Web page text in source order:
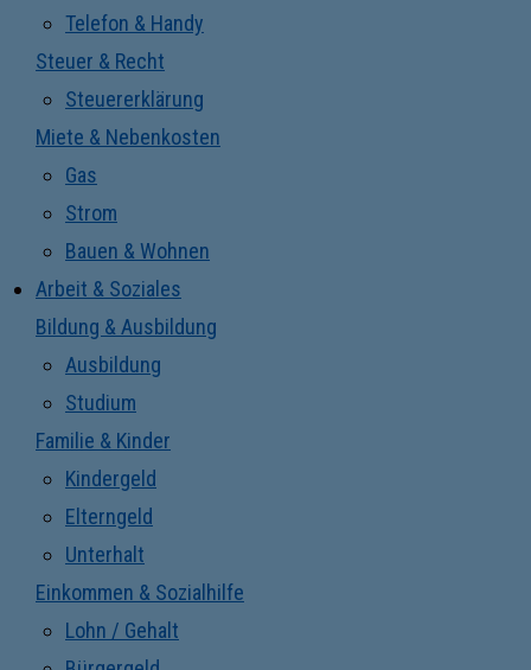
Telefon & Handy
Steuer & Recht
Steuererklärung
Miete & Nebenkosten
Gas
Strom
Bauen & Wohnen
Arbeit & Soziales
Bildung & Ausbildung
Ausbildung
Studium
Familie & Kinder
Kindergeld
Elterngeld
Unterhalt
Einkommen & Sozialhilfe
Lohn / Gehalt